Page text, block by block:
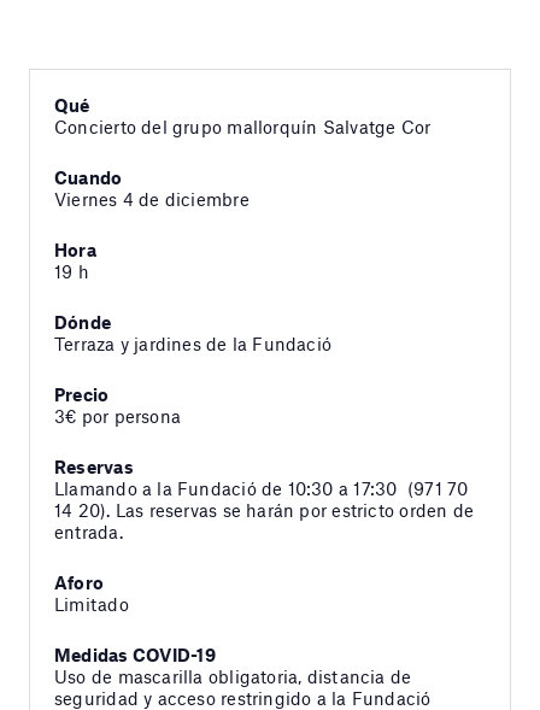
Qué
Concierto del grupo mallorquín Salvatge Cor
Cuando
Viernes 4 de diciembre
Hora
19 h
Dónde
Terraza y jardines de la Fundació
Precio
3€ por persona
Reservas
Llamando a la Fundació de 10:30 a 17:30 (971 70
14 20). Las reservas se harán por estricto orden de
entrada.
Aforo
Limitado
Medidas COVID-19
Uso de mascarilla obligatoria, distancia de
seguridad y acceso restringido a la Fundació